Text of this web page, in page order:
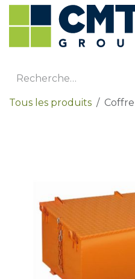
Se rendre au contenu
Tous les produits